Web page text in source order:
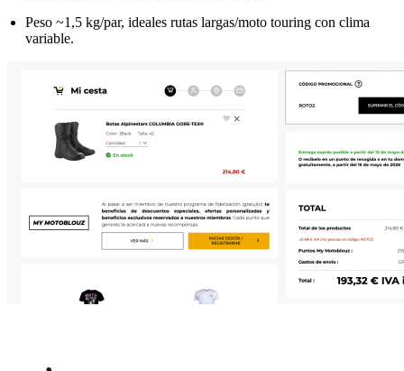
Peso ~1,5 kg/par, ideales rutas largas/moto touring con clima
variable.